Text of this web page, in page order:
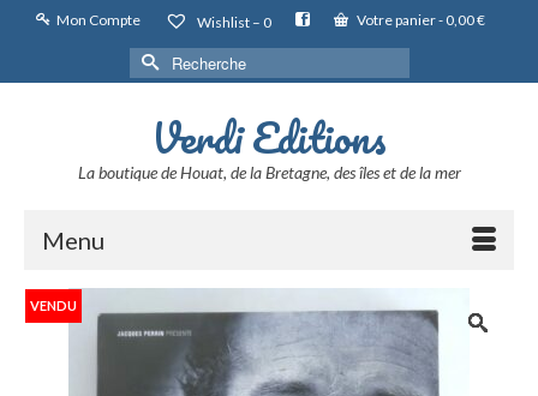
Mon Compte Wishlist – 0 Votre panier- 0,00€
Rechercher :
Verdi Editions
La boutique de Houat, de la Bretagne, des îles et de la mer
Menu
VENDU